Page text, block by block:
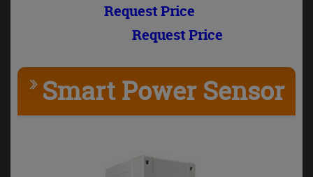
Request Price
Request Price
Smart Power Sensor